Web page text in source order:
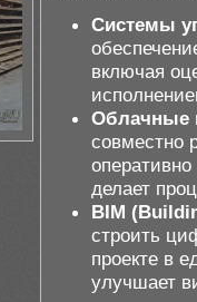
Системы
включая
Облачные
совместно
делает
BIM
строить
проекте в
улучшает